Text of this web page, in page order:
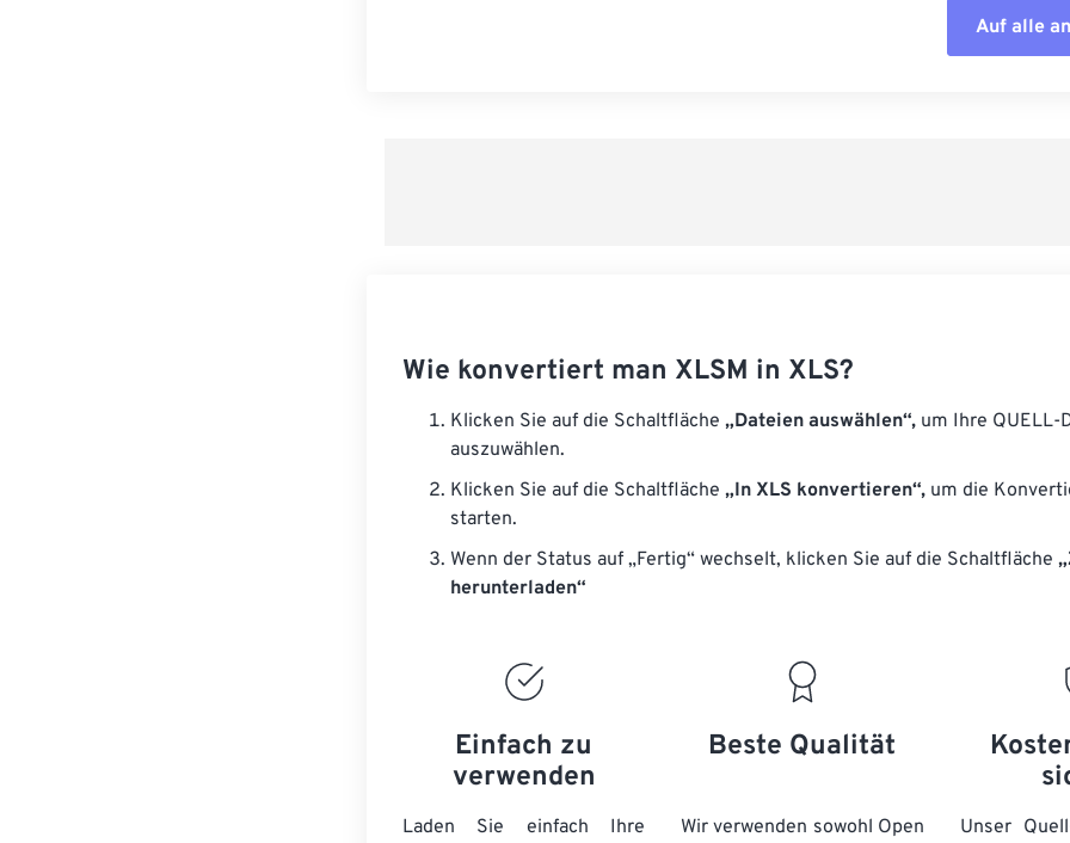
Auf alle
Wie konvertiert man XLSM in XLS?
Klicken Sie auf die Schaltfläche „Dateien auswählen“, um Ihre QUELL-
auszuwählen.
Klicken Sie auf die Schaltfläche „In XLS konvertieren“, um die
starten.
Wenn der Status auf „Fertig“ wechselt, klicken Sie auf die Schaltfläche
herunterladen“
Einfach zu
verwenden
Laden Sie einfach Ihre
Beste Qualität
Wir verwenden sowohl Open
Unser